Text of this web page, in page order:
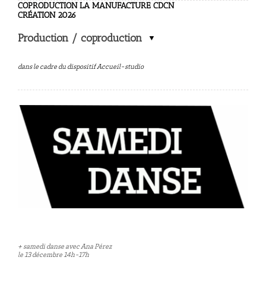
COPRODUCTION LA MANUFACTURE CDCN
CRÉATION 2026
Production / coproduction
dans le cadre du dispositif Accueil-studio
+ samedi danse avec Ana Pérez
le 13 décembre 14h-17h